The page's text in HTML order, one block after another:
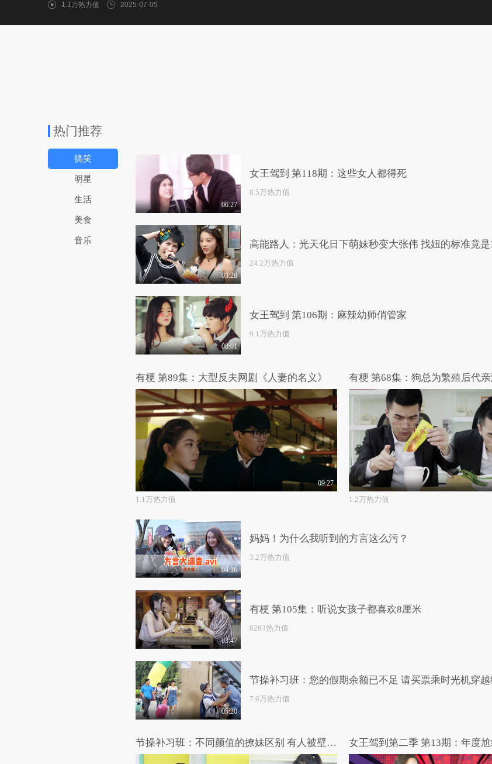
1.1万热力值 2025-07-05
热门推荐
搞笑
明星
生活
美食
音乐
06:27
女王驾到 第118期：这些女人都得死
8.5万热力值
03:28
高能路人：光天化日下萌妹秒变大张伟 找妞的标准竟是
24.2万热力值
08:01
女王驾到 第106期：麻辣幼师俏管家
9.1万热力值
有梗 第89集：大型反夫网剧《人妻的名义》
09:27
1.1万热力值
有梗 第68集：狗总为繁殖后代
1.2万热力值
04:16
妈妈！为什么我听到的方言这么污？
3.2万热力值
03:47
有梗 第105集：听说女孩子都喜欢8厘米
8283热力值
05:20
节操补习班：您的假期余额已不足 请买票乘时光机穿越
7.6万热力值
节操补习班：不同颜值的撩妹区别 有人被壁咚有人被刀捅！ 女王驾到第二季 第13期：年度